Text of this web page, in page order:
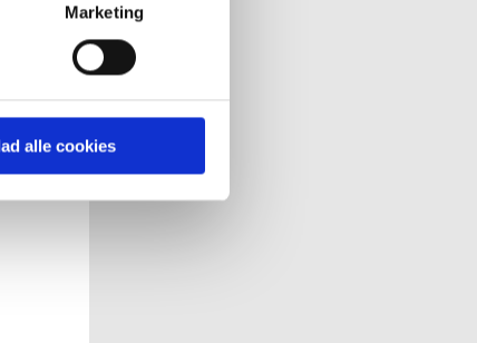
kan du se hvilke
cookies. Du har
ligeledes muligt, at
Marketing
alle cookies